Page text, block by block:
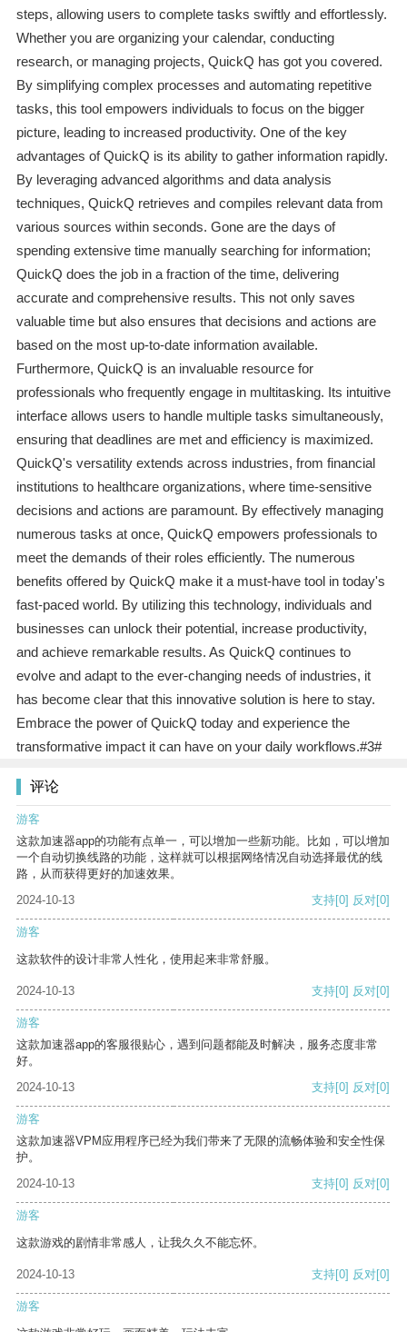
steps, allowing users to complete tasks swiftly and effortlessly.
Whether you are organizing your calendar, conducting
research, or managing projects, QuickQ has got you covered.
By simplifying complex processes and automating repetitive
tasks, this tool empowers individuals to focus on the bigger
picture, leading to increased productivity. One of the key
advantages of QuickQ is its ability to gather information rapidly.
By leveraging advanced algorithms and data analysis
techniques, QuickQ retrieves and compiles relevant data from
various sources within seconds. Gone are the days of
spending extensive time manually searching for information;
QuickQ does the job in a fraction of the time, delivering
accurate and comprehensive results. This not only saves
valuable time but also ensures that decisions and actions are
based on the most up-to-date information available.
Furthermore, QuickQ is an invaluable resource for
professionals who frequently engage in multitasking. Its intuitive
interface allows users to handle multiple tasks simultaneously,
ensuring that deadlines are met and efficiency is maximized.
QuickQ's versatility extends across industries, from financial
institutions to healthcare organizations, where time-sensitive
decisions and actions are paramount. By effectively managing
numerous tasks at once, QuickQ empowers professionals to
meet the demands of their roles efficiently. The numerous
benefits offered by QuickQ make it a must-have tool in today's
fast-paced world. By utilizing this technology, individuals and
businesses can unlock their potential, increase productivity,
and achieve remarkable results. As QuickQ continues to
evolve and adapt to the ever-changing needs of industries, it
has become clear that this innovative solution is here to stay.
Embrace the power of QuickQ today and experience the
transformative impact it can have on your daily workflows.#3#
评论
游客
这款加速器app的功能有点单一，可以增加一些新功能。比如，可以增加
一个自动切换线路的功能，这样就可以根据网络情况自动选择最优的线
路，从而获得更好的加速效果。
2024-10-13
支持[0] 反对[0]
游客
这款软件的设计非常人性化，使用起来非常舒服。
2024-10-13 支持[0] 反对[0]
游客
这款加速器app的客服很贴心，遇到问题都能及时解决，服务态度非常
好。
2024-10-13
支持[0] 反对[0]
游客
这款加速器VPM应用程序已经为我们带来了无限的流畅体验和安全性保
护。
2024-10-13
支持[0] 反对[0]
游客
这款游戏的剧情非常感人，让我久久不能忘怀。
2024-10-13 支持[0] 反对[0]
游客